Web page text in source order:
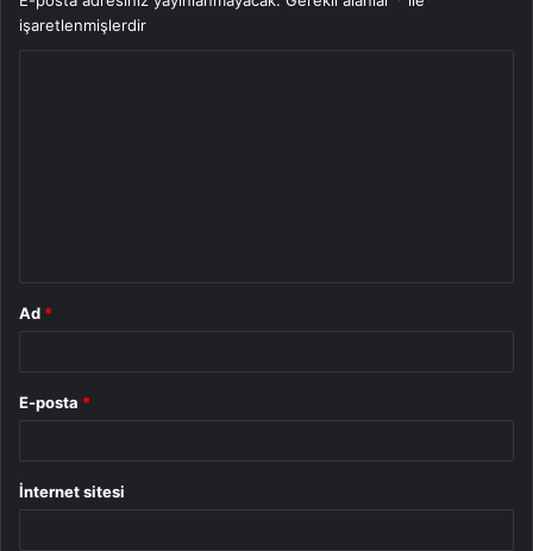
işaretlenmişlerdir
Ad *
E-posta *
İnternet sitesi